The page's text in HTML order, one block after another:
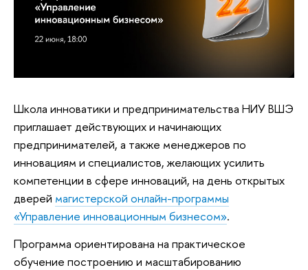
Школа инноватики и предпринимательства НИУ ВШЭ
приглашает действующих и начинающих
предпринимателей, а также менеджеров по
инновациям и специалистов, желающих усилить
компетенции в сфере инноваций, на день открытых
дверей магистерской онлайн-программы
«Управление инновационным бизнесом».
Программа ориентирована на практическое
обучение построению и масштабированию